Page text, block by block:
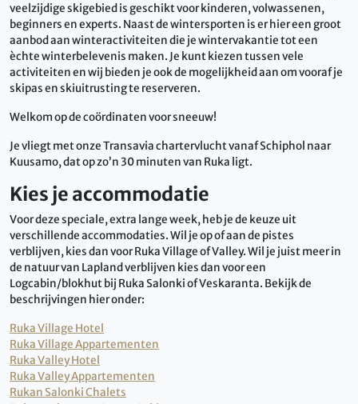
veelzijdige skigebied is geschikt voor kinderen, volwassenen,
beginners en experts. Naast de wintersporten is er hier een groot
aanbod aan winteractiviteiten die je wintervakantie tot een
èchte winterbelevenis maken. Je kunt kiezen tussen vele
activiteiten en wij bieden je ook de mogelijkheid aan om vooraf je
skipas en skiuitrusting te reserveren.
Welkom op de coördinaten voor sneeuw!
Je vliegt met onze Transavia chartervlucht vanaf Schiphol naar
Kuusamo, dat op zo’n 30 minuten van Ruka ligt.
Kies je accommodatie
Voor deze speciale, extra lange week, heb je de keuze uit
verschillende accommodaties. Wil je op of aan de pistes
verblijven, kies dan voor Ruka Village of Valley. Wil je juist meer in
de natuur van Lapland verblijven kies dan voor een
Logcabin/blokhut bij Ruka Salonki of Veskaranta. Bekijk de
beschrijvingen hier onder:
Ruka Village Hotel
Ruka Village Appartementen
Ruka Valley Hotel
Ruka Valley Appartementen
Rukan Salonki Chalets